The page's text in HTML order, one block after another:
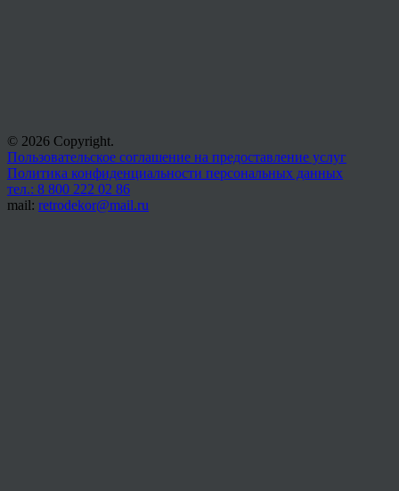
© 2026 Copyright.
Пользовательское соглашение на предоставление услуг
Политика конфиденциальности персональных данных
тел.: 8 800 222 02 86
mail: retrodekor@mail.ru